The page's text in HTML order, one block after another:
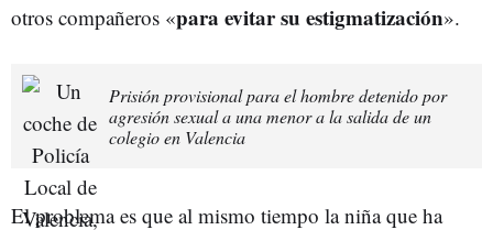
otros compañeros «para evitar su estigmatización».
Prisión provisional para el hombre detenido por
agresión sexual a una menor a la salida de un
colegio en Valencia
El problema es que al mismo tiempo la niña que ha